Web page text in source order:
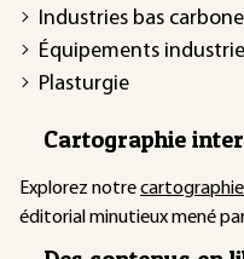
Industries bas carbone
Équipements
Plasturgie
Cartographie
Explorez notre
éditorial minutieux mené